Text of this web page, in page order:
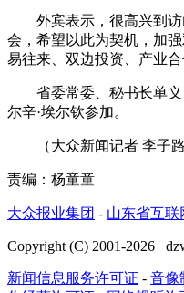
外宾表示，很高兴到访
会，希望以此为契机，加
易往来、双边投资、产业
省委常委、秘书长单义
尔辛·埃尔钦参加。
（大众新闻记者 李子路
责编：杨童童
大众报业集团 - 山东省互联
Copyright (C) 2001-2026
新闻信息服务许可证 - 音像